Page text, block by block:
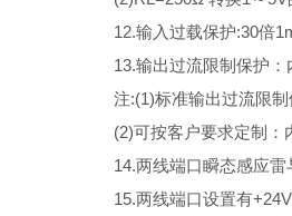
12.输入过载保护:30倍
13.输出过流限制保护：
注:(1)标准输出过流限
(2)可按客户要求定制：
14.两线端口瞬态感应
15.两线端口设置有